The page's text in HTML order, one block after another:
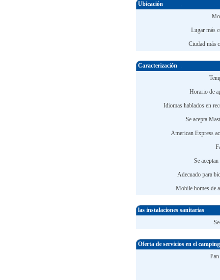
Ubicación
Lugar más
Ciudad más
Caracterización
Horario de
Idiomas hablados en
Se acepta
American Express
Se
Adecuado para
Mobile homes de
las instalaciones sanitarias
Oferta de servicios en el camping